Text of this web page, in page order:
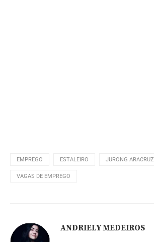
EMPREGO ESTALEIRO JURONG ARACRUZ
VAGAS DE EMPREGO
ANDRIELY MEDEIROS